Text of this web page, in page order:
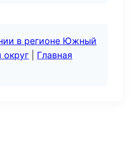
в регионе Южный
округ
Главная